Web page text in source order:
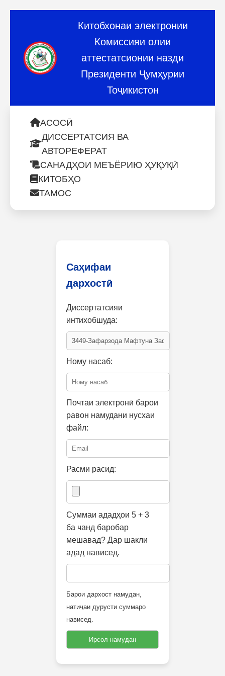
Китобхонаи электронии
Комиссияи олии
аттестатсионии назди
Президенти Ҷумҳурии
Тоҷикистон
АСОСӢ
ДИССЕРТАТСИЯ ВА
АВТОРЕФЕРАТ
САНАДҲОИ МЕЪЁРИЮ ҲУҚУҚӢ
КИТОБҲО
ТАМОС
Саҳифаи
дархостӣ
Диссертатсияи
интихобшуда:
Ному насаб:
Почтаи электронӣ барои
равон намудани нусхаи
файл:
Расми расид:
Суммаи ададҳои 5 + 3
ба чанд баробар
мешавад? Дар шакли
адад нависед.
Барои дархост намудан,
натиҷаи дурусти суммаро
нависед.
Ирсол намудан